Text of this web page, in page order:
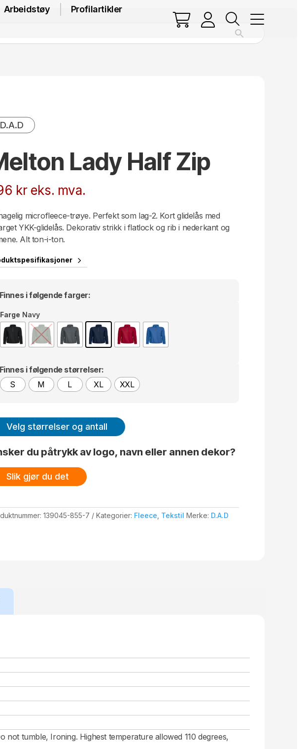
Arbeidstøy
Profilartikler
D.A.D
Lady Half Zip
kr eks. mva.
microfleece-trøye. Perfekt som lag-2. Kort glidelås med
YKK-glidelås. Dekorativ strikk i flatlock og rib i nederkant og
Alt ton-i-ton.
Finnes i følgende farger:
Farge Navy
Finnes i følgende størrelser:
S
M L XL XXL
Velg størrelser og antall
du påtrykk av logo, navn eller annen dekor?
Slik gjør du det
139045-855-7 Kategorier: Fleece Tekstil Merke: D.A.D
not tumble, Ironing. Highest temperature allowed 110 degrees,